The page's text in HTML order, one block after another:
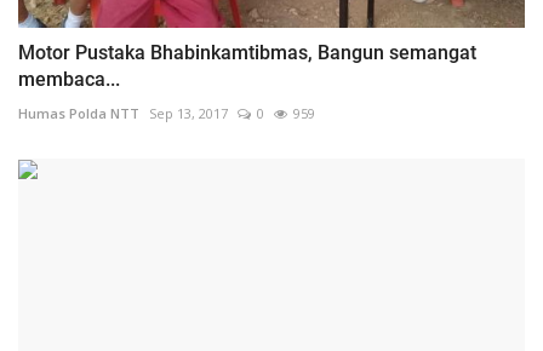
Motor Pustaka Bhabinkamtibmas, Bangun semangat
membaca...
Humas Polda NTT Sep 13, 2017 0 959